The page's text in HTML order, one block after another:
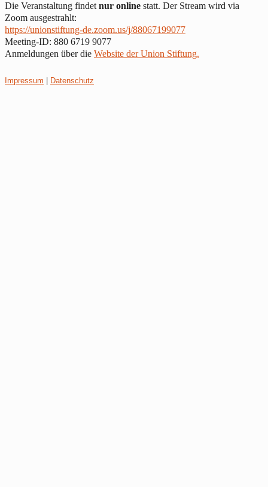
Die Veranstaltung findet nur online statt. Der Stream wird via
Zoom ausgestrahlt:
https://unionstiftung-de.zoom.us/j/88067199077
Meeting-ID: 880 6719 9077
Anmeldungen über die Website der Union Stiftung.
Impressum Datenschutz